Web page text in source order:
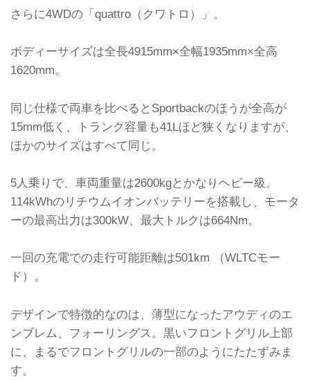
さらに4WDの「quattro（クワトロ）」。
ボディーサイズは全長4915mm×全幅1935mm×全高
1620mm。
同じ仕様で両車を比べるとSportbackのほうが全高が
15mm低く、トランク容量も41Lほど狭くなりますが、
ほかのサイズはすべて同じ。
5人乗りで、車両重量は2600kgとかなりヘビー級。
114kWhのリチウムイオンバッテリーを搭載し、モータ
ーの最高出力は300kW、最大トルクは664Nm。
一回の充電での走行可能距離は501km （WLTCモー
ド）。
デザインで特徴的なのは、薄型になったアウディのエ
ンブレム、フォーリングス。黒いフロントグリル上部
に、まるでフロントグリルの一部のようにたたずみま
す。